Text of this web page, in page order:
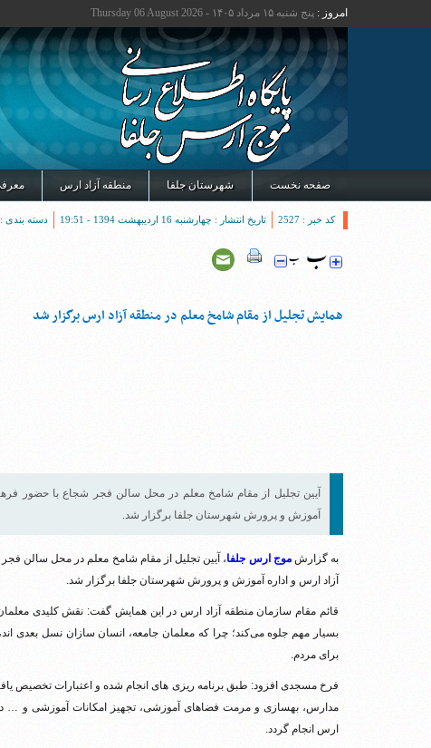
امروز : پنج شنبه ۱۵ مرداد ۱۴۰۵ - Thursday 06 August 2026
صفحه نخست شهرستان جلفا منطقه آزاد ارس
کد خبر : 2527 تاریخ انتشار : چهارشنبه 16 اردیبهشت 1394 - 19:51 دسته بندی :
همایش تجلیل از مقام شامخ معلم در منطقه آزاد ارس برگزار شد
آیین تجلیل از مقام شامخ معلم در محل سالن فجر شجاع با حضور
آموزش و پرورش شهرستان جلفا برگزار شد.
به گزارشموج ارس جلفا، آیین تجلیل از مقام شامخ معلم در محل سالن
آزاد ارس و اداره آموزش و پرورش شهرستان جلفا برگزار شد.
قائم مقام سازمان منطقه آزاد ارس در این همایش گفت: نقش کلیدی
بسیار مهم جلوه می‌کند؛ چرا که معلمان جامعه، انسان سازان نسل بعدی
برای مردم.
مدارس، بهسازی و مرمت فضاهای آموزشی، تجهیز امکانات آموزشی و …
ارس انجام گردد.